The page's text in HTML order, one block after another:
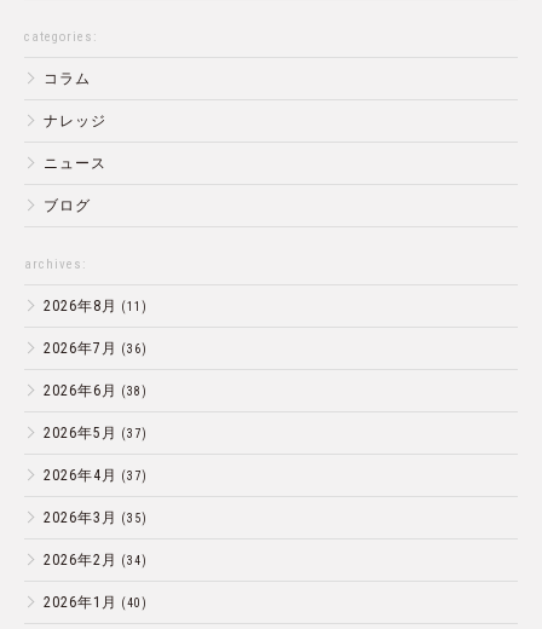
categories:
コラム
ナレッジ
ニュース
ブログ
archives:
2026年8月 (11)
2026年7月 (36)
2026年6月 (38)
2026年5月 (37)
2026年4月 (37)
2026年3月 (35)
2026年2月 (34)
2026年1月 (40)